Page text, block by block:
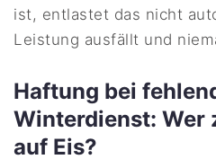
ist, entlastet das nicht
Leistung ausfällt und
Haftung bei
Winterdienst: Wer
auf Eis?